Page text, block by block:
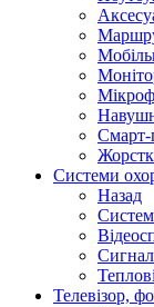
Смарт-
Системи
Назад
Телевізор,